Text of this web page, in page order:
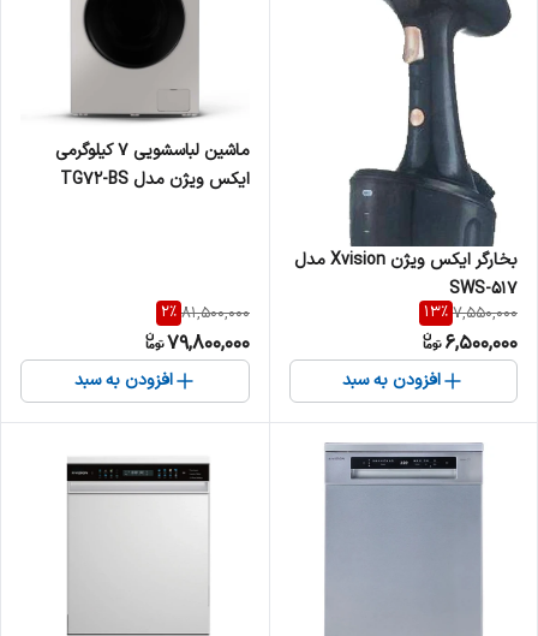
بخارگر ایکس ویژن Xvision مدل
SWS-517
7,550,000
13%
6,500,000
افزودن به سبد
ماشین لباسشویی 7 کیلوگرمی
ایکس ویژن مدل TG72-BS
81,500,000
2%
79,800,000
افزودن به سبد